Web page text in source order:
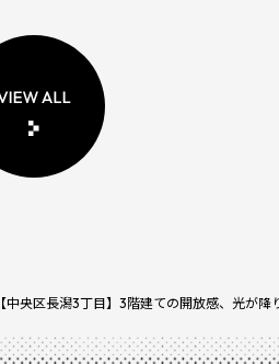
【中央区長潟3丁目】3階建ての開放感、光が降